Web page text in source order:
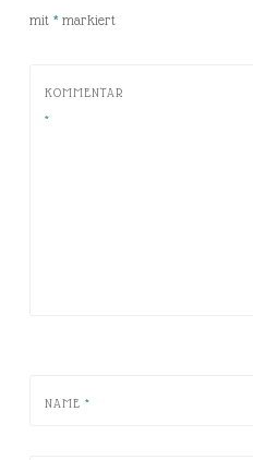
mit *markiert
KOMMENTAR
*
NAME *